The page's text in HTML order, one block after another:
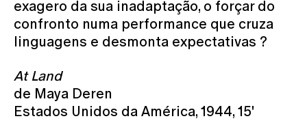
exagero da sua inadaptação, o forçar do
confronto numa performance que cruza
linguagens e desmonta expectativas ?
At Land
de Maya Deren
Estados Unidos da América, 1944, 15'